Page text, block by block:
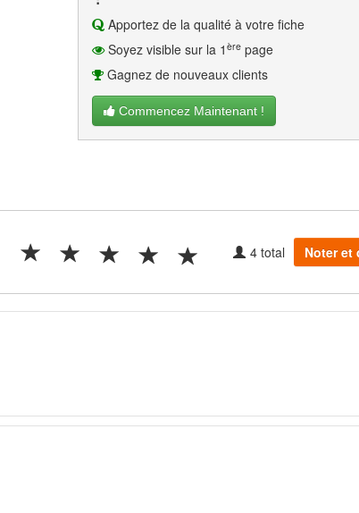
Apportez de la qualité à votre fiche
Soyez visible sur la 1 èrepage
Gagnez de nouveaux clients
Commencez Maintenant !
4total Noter et